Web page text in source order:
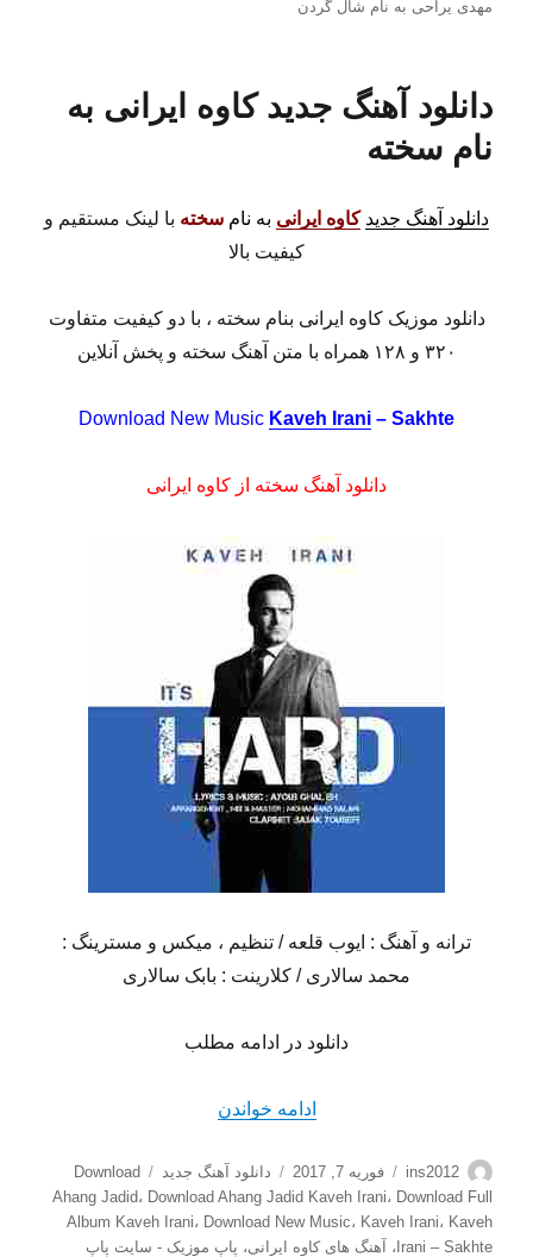
مهدی یراحی به نام شال گردن
دانلود آهنگ جدید کاوه ایرانی به
نام سخته
دانلود آهنگ جدید کاوه ایرانی به نام سخته با لینک مستقیم و
کیفیت بالا
دانلود موزیک کاوه ایرانی بنام سخته ، با دو کیفیت متفاوت
۳۲۰ و ۱۲۸ همراه با متن آهنگ سخته و پخش آنلاین
Download New Music Kaveh Irani – Sakhte
دانلود آهنگ سخته از کاوه ایرانی
ترانه و آهنگ : ایوب قلعه / تنظیم ، میکس و مسترینگ :
محمد سالاری / کلارینت : بابک سالاری
دانلود در ادامه مطلب
ادامه خواندن
نویسنده
ins2012
ارسال
شده
در
فوریه 7, 2017 دسته‌ها
دانلود آهنگ جدید برچسب‌ها
Download
Ahang Jadid، Download Ahang Jadid Kaveh Irani، Download Full
Album Kaveh Irani، Download New Music، Kaveh Irani، Kaveh
Irani – Sakhte ، آهنگ های کاوه ایرانی، پاپ موزیک - سایت پاپ